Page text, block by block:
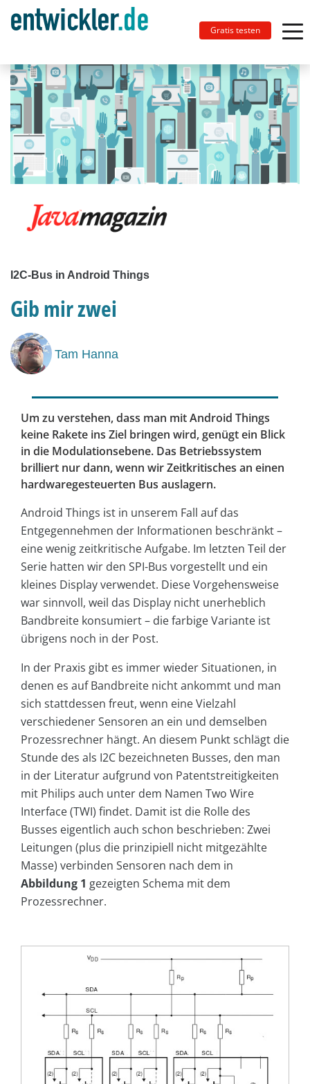
Gratis testen
I2C-Bus in Android Things
Gib mir zwei
Tam Hanna
Um zu verstehen, dass man mit Android Things
keine Rakete ins Ziel bringen wird, genügt ein Blick
in die Modulationsebene. Das Betriebssystem
brilliert nur dann, wenn wir Zeitkritisches an einen
hardwaregesteuerten Bus auslagern.
Android Things ist in unserem Fall auf das
Entgegennehmen der Informationen beschränkt –
eine wenig zeitkritische Aufgabe. Im letzten Teil der
Serie hatten wir den SPI-Bus vorgestellt und ein
kleines Display verwendet. Diese Vorgehensweise
war sinnvoll, weil das Display nicht unerheblich
Bandbreite konsumiert – die farbige Variante ist
übrigens noch in der Post.
In der Praxis gibt es immer wieder Situationen, in
denen es auf Bandbreite nicht ankommt und man
sich stattdessen freut, wenn eine Vielzahl
verschiedener Sensoren an ein und demselben
Prozessrechner hängt. An diesem Punkt schlägt die
Stunde des als I2C bezeichneten Busses, den man
in der Literatur aufgrund von Patentstreitigkeiten
mit Philips auch unter dem Namen Two Wire
Interface (TWI) findet. Damit ist die Rolle des
Busses eigentlich auch schon beschrieben: Zwei
Leitungen (plus die prinzipiell nicht mitgezählte
Masse) verbinden Sensoren nach dem in
Abbildung 1 gezeigten Schema mit dem
Prozessrechner.